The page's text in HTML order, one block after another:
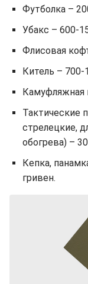
Футболка –
Убакс – 600-
Флисовая
Китель – 700-
Камуфляжная
Тактические
стрелецкие,
обогрева) –
Кепка,
гривен.